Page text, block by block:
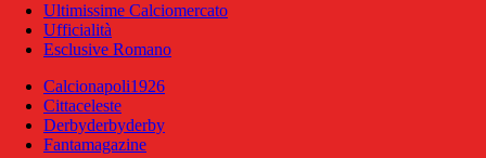
Ultimissime Calciomercato
Ufficialità
Esclusive Romano
Calcionapoli1926
Cittaceleste
Derbyderbyderby
Fantamagazine